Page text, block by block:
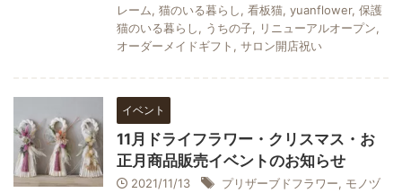
レーム, 猫のいる暮らし, 看板猫, yuanflower, 保護
猫のいる暮らし, うちの子, リニューアルオープン,
オーダーメイドギフト , サロン開店祝い
イベント
11月ドライフラワー・クリスマス・お
正月商品販売イベントのお知らせ
2021/11/13 プリザーブドフラワー, モノヅ